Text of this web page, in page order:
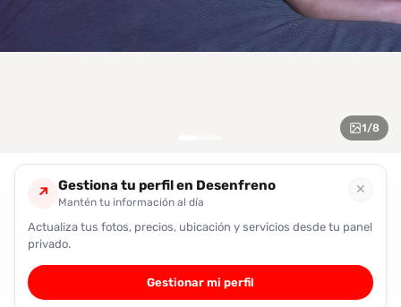
1/8
↗ Gestiona tu perfil en Desenfreno
Mantén tu información al día
✕
Actualiza tus fotos, precios, ubicación y servicios desde tu panel
privado.
Gestionar mi perfil